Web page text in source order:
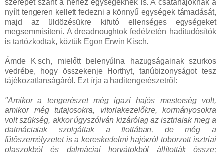
szerepet szánt a nehéz egységeknek is. A csatahajóknak a
nyílt tengeren kellett fedezni a könnyű egységek támadását,
majd az üldözésükre kifutó ellenséges egységeket
megsemmisíteni. A dreadnoughtok fedélzetén haditudósítók
is tartózkodtak, köztük Egon Erwin Kisch.
Ámde Kisch, mielőtt belenyúlna hazugságainak szurkos
vedrébe, hogy összekenje Horthyt, tanúbizonyságot tesz
tájékozatlanságáról. Ezt írja a haditengerészetről:
"Amikor a tengerészet még igazi hajós mesterség volt,
amikor még tutajosokra, vitorlakezelőkre, kormányosokra
volt szükség, akkor úgyszólván kizárólag az isztriaiak meg a
dalmáciaiak szolgáltak a flottában, de még a
fűtőszemélyzetet is a kereskedelmi hajókról toborzott isztriai
olaszokból és dalmáciai horvátokból állították össze;